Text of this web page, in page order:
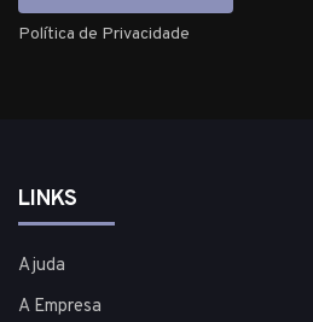
Política de Privacidade
LINKS
Ajuda
A Empresa